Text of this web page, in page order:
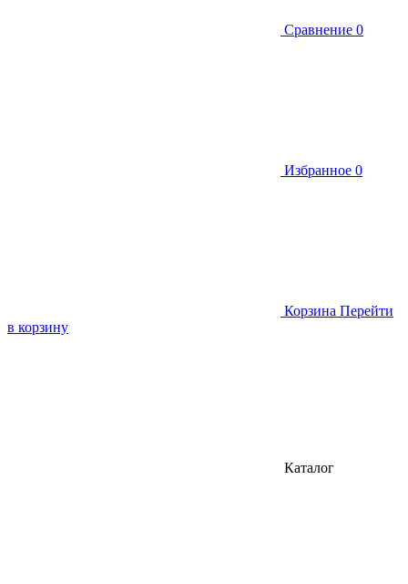
Сравнение 0
Избранное 0
Корзина Перейти
в корзину
Каталог